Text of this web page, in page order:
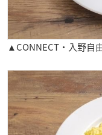
▲CONNECT・入野自